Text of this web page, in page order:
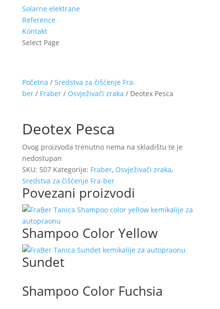
Solarne elektrane
Reference
Kontakt
Select Page
Početna / Sredstva za čišćenje Fra-
ber/ Fraber/ Osvježivači zraka / Deotex Pesca
Deotex Pesca
Ovog proizvoda trenutno nema na skladištu te je
nedostupan
SKU: 507 Kategorije: Fraber, Osvježivači zraka,
Sredstva za čišćenje Fra-ber
Povezani proizvodi
Shampoo Color Yellow
Sundet
Shampoo Color Fuchsia